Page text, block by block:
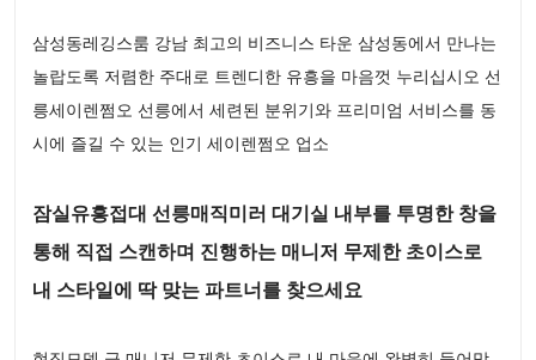
삼성동레깅스룸 강남 최고의 비즈니스 타운 삼성동에서 만나는
놀랍도록 저렴한 주대로 트렌디한 유흥을 마음껏 누리십시오 선
릉세이렌쩜오 선릉에서 세련된 분위기와 프리미엄 서비스를 동
시에 즐길 수 있는 인기 세이렌쩜오 업소
잠실유흥접대 선릉매직미러 대기실 내부를 투명한 창을
통해 직접 스캔하며 진행하는 매니저 무제한 초이스로
내 스타일에 딱 맞는 파트너를 찾으세요